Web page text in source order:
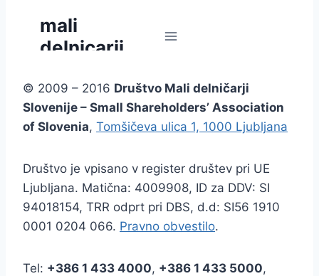
© 2009 – 2016 Društvo Mali delničarji
Slovenije – Small Shareholders’ Association
of Slovenia, Tomšičeva ulica 1, 1000 Ljubljana
Društvo je vpisano v register društev pri UE
Ljubljana. Matična: 4009908, ID za DDV: SI
94018154, TRR odprt pri DBS, d.d: SI56 1910
0001 0204 066. Pravno obvestilo.
Tel: +386 1 433 4000, +386 1 433 5000,